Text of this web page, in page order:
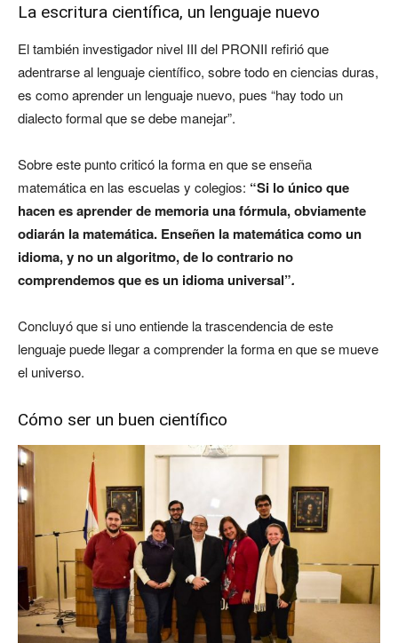
La escritura científica, un lenguaje nuevo
El también investigador nivel III del PRONII refirió que
adentrarse al lenguaje científico, sobre todo en ciencias duras,
es como aprender un lenguaje nuevo, pues “hay todo un
dialecto formal que se debe manejar”.
Sobre este punto criticó la forma en que se enseña
matemática en las escuelas y colegios: “Si lo único que
hacen es aprender de memoria una fórmula, obviamente
odiarán la matemática. Enseñen la matemática como un
idioma, y no un algoritmo, de lo contrario no
comprendemos que es un idioma universal”.
Concluyó que si uno entiende la trascendencia de este
lenguaje puede llegar a comprender la forma en que se mueve
el universo.
Cómo ser un buen científico